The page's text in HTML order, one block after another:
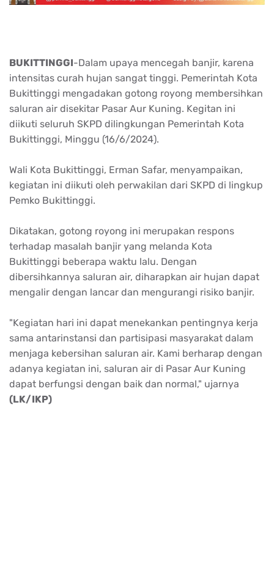
BUKITTINGGI-Dalam upaya mencegah banjir, karena
intensitas curah hujan sangat tinggi. Pemerintah Kota
Bukittinggi mengadakan gotong royong membersihkan
saluran air disekitar Pasar Aur Kuning. Kegitan ini
diikuti seluruh SKPD dilingkungan Pemerintah Kota
Bukittinggi, Minggu (16/6/2024).
Wali Kota Bukittinggi, Erman Safar, menyampaikan,
kegiatan ini diikuti oleh perwakilan dari SKPD di lingkup
Pemko Bukittinggi.
Dikatakan, gotong royong ini merupakan respons
terhadap masalah banjir yang melanda Kota
Bukittinggi beberapa waktu lalu. Dengan
dibersihkannya saluran air, diharapkan air hujan dapat
mengalir dengan lancar dan mengurangi risiko banjir.
"Kegiatan hari ini dapat menekankan pentingnya kerja
sama antarinstansi dan partisipasi masyarakat dalam
menjaga kebersihan saluran air. Kami berharap dengan
adanya kegiatan ini, saluran air di Pasar Aur Kuning
dapat berfungsi dengan baik dan normal," ujarnya
(LK/IKP)